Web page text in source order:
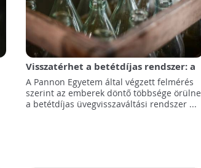
Visszatérhet a betétdíjas rendszer: a
megkérdezettek 85 %-a igent mond
rá!
A Pannon Egyetem által végzett felmérés
szerint az emberek döntő többsége örülne
a betétdíjas üvegvisszaváltási rendszer ...